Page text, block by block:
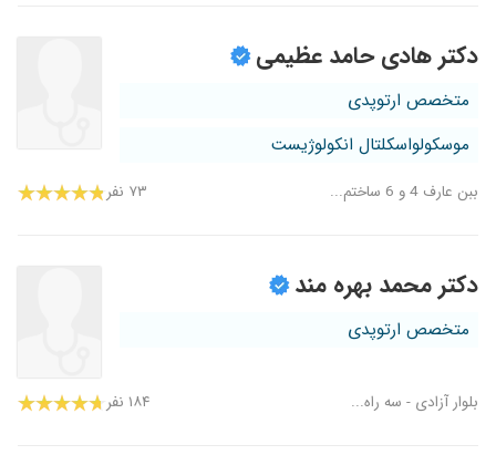
دکتر هادی حامد عظیمی
متخصص ارتوپدی
موسکولواسکلتال انکولوژیست
ببن عارف 4 و 6 ساختم... ۷۳ نفر
دکتر محمد بهره مند
متخصص ارتوپدی
بلوار آزادی - سه راه... ۱۸۴ نفر